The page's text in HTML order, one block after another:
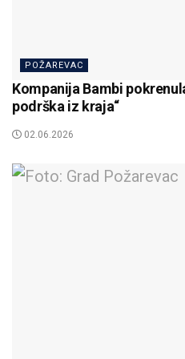
POŽAREVAC
Kompanija Bambi
podrška iz kraja“
02.06.2026